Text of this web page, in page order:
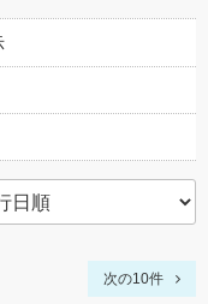
次の10件